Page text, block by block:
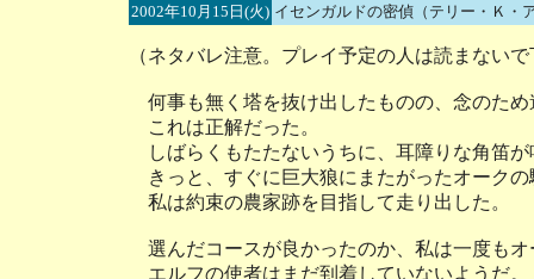
2002年10月15日(火) イセンガルドの密偵（テリー・Ｋ
（ネタバレ注意。プレイ予定の人は読まない
何事も無く塔を抜け出したものの、念のた
これは正解だった。
しばらくもたたないうちに、耳障りな角笛が
きっと、すぐに巨大狼にまたがったオーク
私は約束の農家跡を目指して走り出した。
選んだコースが良かったのか、私は一度も
エルフの使者はまだ到着していないようだ。